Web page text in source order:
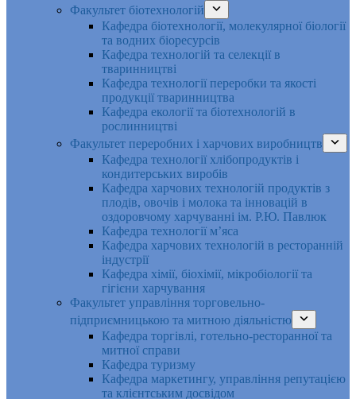
Факультет біотехнологій
Кафедра біотехнології, молекулярної біології
та водних біоресурсів
Кафедра технологій та селекції в
тваринництві
Кафедра технології переробки та якості
продукції тваринництва
Кафедра екології та біотехнологій в
рослинництві
Факультет переробних і харчових виробництв
Кафедра технології хлібопродуктів і
кондитерських виробів
Кафедра харчових технологій продуктів з
плодів, овочів і молока та інновацій в
оздоровчому харчуванні ім. Р.Ю. Павлюк
Кафедра технології м’яса
Кафедра харчових технологій в ресторанній
індустрії
Кафедра хімії, біохімії, мікробіології та
гігієни харчування
Факультет управління торговельно-
підприємницькою та митною діяльністю
Кафедра торгівлі, готельно-ресторанної та
митної справи
Кафедра туризму
Кафедра маркетингу, управління репутацією
та клієнтським досвідом